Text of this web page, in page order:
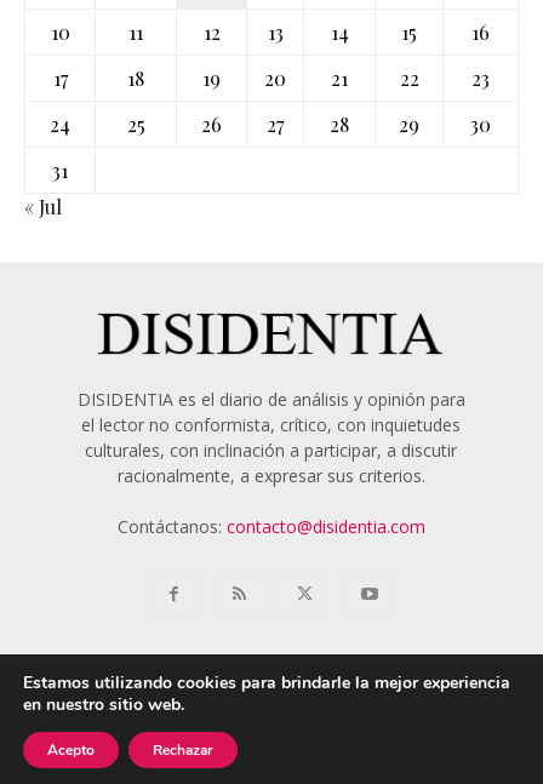
10
11 12 13 14 15
16
17
18 19 20 21 22
23
24
25 26 27 28 29
30
31
« Jul
DISIDENTIA es el diario de análisis y opinión para
el lector no conformista, crítico, con inquietudes
culturales, con inclinación a participar, a discutir
racionalmente, a expresar sus criterios.
Contáctanos: contacto@disidentia.com
© 2018 - 2024 Disidentia
Estamos utilizando cookies para brindarle la mejor experiencia
en nuestro sitio web.
Acepto Rechazar